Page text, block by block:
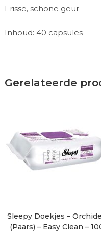
Frisse, schone geur
Inhoud: 40 capsules
Gerelateerde
Sleepy Doekjes –
(Paars) – Easy Clean –